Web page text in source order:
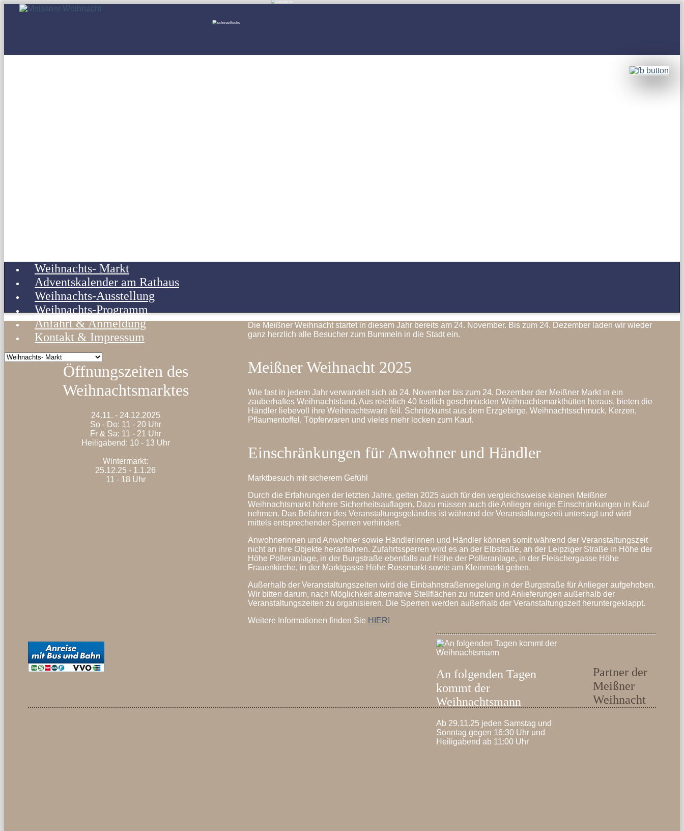
Weihnachts- Markt
Adventskalender am Rathaus
Weihnachts-Ausstellung
Weihnachts-Programm
Anfahrt & Anmeldung
Kontakt & Impressum
Öffnungszeiten des
Weihnachtsmarktes
24.11. - 24.12.2025
So - Do: 11 - 20 Uhr
Fr & Sa: 11 - 21 Uhr
Heiligabend: 10 - 13 Uhr
Wintermarkt:
25.12.25 - 1.1.26
11 - 18 Uhr
Die Meißner Weihnacht startet in diesem Jahr bereits am 24. November. Bis zum 24. Dezember laden wir wieder
ganz herzlich alle Besucher zum Bummeln in die Stadt ein.
Meißner Weihnacht 2025
Wie fast in jedem Jahr verwandelt sich ab 24. November bis zum 24. Dezember der Meißner Markt in ein
zauberhaftes Weihnachtsland. Aus reichlich 40 festlich geschmückten Weihnachtsmarkthütten heraus, bieten die
Händler liebevoll ihre Weihnachtsware feil. Schnitzkunst aus dem Erzgebirge, Weihnachtsschmuck, Kerzen,
Pflaumentoffel, Töpferwaren und vieles mehr locken zum Kauf.
Einschränkungen für Anwohner und Händler
Marktbesuch mit sicherem Gefühl
Durch die Erfahrungen der letzten Jahre, gelten 2025 auch für den vergleichsweise kleinen Meißner
Weihnachtsmarkt höhere Sicherheitsauflagen. Dazu müssen auch die Anlieger einige Einschränkungen in Kauf
nehmen. Das Befahren des Veranstaltungsgeländes ist während der Veranstaltungszeit untersagt und wird
mittels entsprechender Sperren verhindert.
Anwohnerinnen und Anwohner sowie Händlerinnen und Händler können somit während der Veranstaltungszeit
nicht an ihre Objekte heranfahren. Zufahrtssperren wird es an der Elbstraße, an der Leipziger Straße in Höhe der
Höhe Polleranlage, in der Burgstraße ebenfalls auf Höhe der Polleranlage, in der Fleischergasse Höhe
Frauenkirche, in der Marktgasse Höhe Rossmarkt sowie am Kleinmarkt geben.
Außerhalb der Veranstaltungszeiten wird die Einbahnstraßenregelung in der Burgstraße für Anlieger aufgehoben.
Wir bitten darum, nach Möglichkeit alternative Stellflächen zu nutzen und Anlieferungen außerhalb der
Veranstaltungszeiten zu organisieren. Die Sperren werden außerhalb der Veranstaltungszeit heruntergeklappt.
Weitere Informationen finden Sie HIER!
An folgenden Tagen
kommt der
Weihnachtsmann
Ab 29.11.25 jeden Samstag und
Sonntag gegen 16:30 Uhr und
Heiligabend ab 11:00 Uhr
Partner der
Meißner
Weihnacht